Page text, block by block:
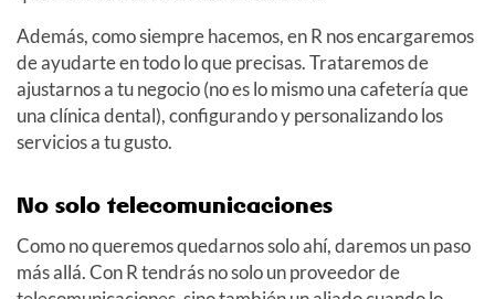
Además, como siempre hacemos, en R nos encargaremos
de ayudarte en todo lo que precisas. Trataremos de
ajustarnos a tu negocio (no es lo mismo una cafetería que
una clínica dental), configurando y personalizando los
servicios a tu gusto.
No solo telecomunicaciones
Como no queremos quedarnos solo ahí, daremos un paso
más allá. Con R tendrás no solo un proveedor de